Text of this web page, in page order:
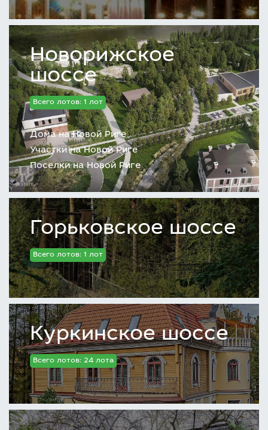
Новорижское
шоссе
Всего лотов: 1 лот
Дома на Новой Риге
Участки на Новой Риге
Поселки на Новой Риге
Горьковское шоссе
Всего лотов: 1 лот
Куркинское шоссе
Всего лотов: 24 лота